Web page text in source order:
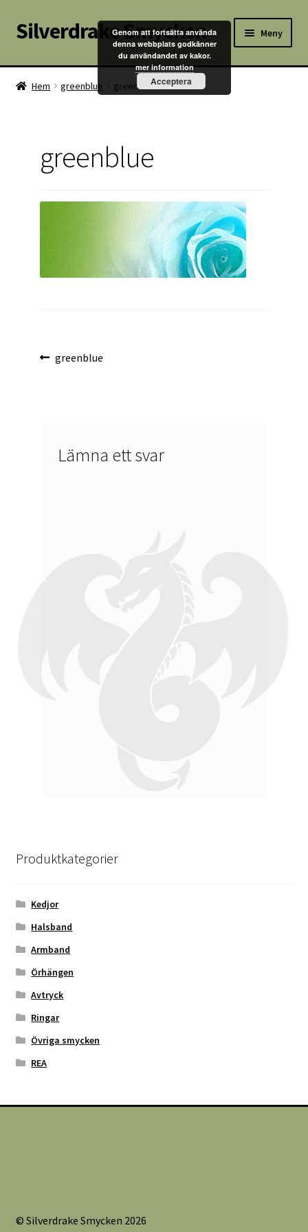
Hoppa
till
Hoppa
till
Silverdrake Smycken Meny
Hem
Hem greenblue greenblue
greenblue
Inläggsnavigering
Föregående
greenblue
Lämna ett svar
Produktkategorier
Kedjor
Halsband
Armband
Örhängen
Avtryck
Ringar
Övriga smycken
REA
© Silverdrake Smycken 2026
Genom att fortsätta använda
denna webbplats godkänner
du användandet av kakor.
mer information
Acceptera